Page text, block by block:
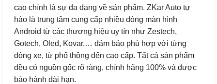
cao chính là sự đa dạng về sản phẩm. ZKar Auto tự
hào là trung tâm cung cấp nhiều dòng màn hình
Android từ các thương hiệu uy tín như Zestech,
Gotech, Oled, Kovar,… đảm bảo phù hợp với từng
dòng xe, từ phổ thông đến cao cấp. Tất cả sản phẩm
đều có nguồn gốc rõ ràng, chính hãng 100% và được
bảo hành dài hạn.